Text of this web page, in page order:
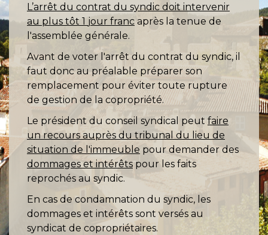
L’arrêt du contrat du syndic doit intervenir
au plus tôt 1 jour franc après la tenue de
l'assemblée générale.
Avant de voter l'arrêt du contrat du syndic, il
faut donc au préalable préparer son
remplacement pour éviter toute rupture
de gestion de la copropriété.
Le président du conseil syndical peut faire
un recours auprès du tribunal du lieu de
situation de l'immeuble pour demander des
dommages et intérêtspour les faits
reprochés au syndic.
En cas de condamnation du syndic, les
dommages et intérêts sont versés au
syndicat de copropriétaires.